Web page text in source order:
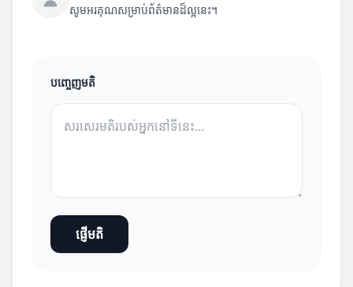
សូមអរគុណសម្រាប់ព័ត៌មានដ៏ល្អនេះ។
បញ្ចេញមតិ
ផ្ញើមតិ